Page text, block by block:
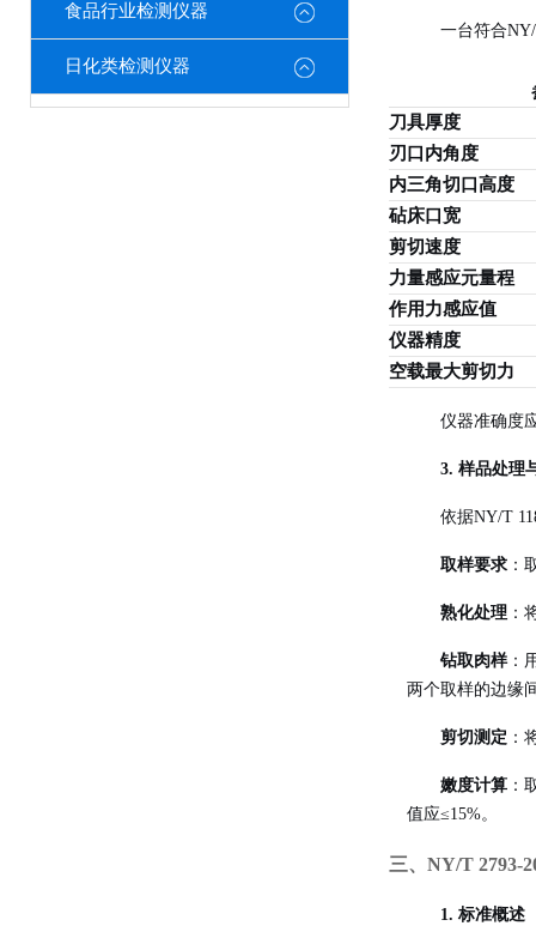
食品行业检测仪器
日化类检测仪器
一台符合
刀具厚度
刃口内角度
内三角切口高度
砧床口宽
剪切速度
力量感应元量程
作用力感应值
仪器精度
空载最大剪切力
仪器准确度
3. 样品处理
依据NY/T
取样要求 ：
熟化处理 ：
钻取肉样：
两个取样的边缘
剪切测定 ：
嫩度计算 ：
值应≤15%。
三、NY/T 2793-
1. 标准概述